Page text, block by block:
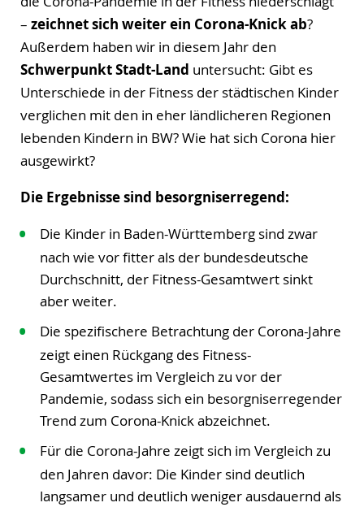
– zeichnet sich weiter ein Corona-Knick ab?
Außerdem haben wir in diesem Jahr den
Schwerpunkt Stadt-Land untersucht: Gibt es
Unterschiede in der Fitness der städtischen Kinder
verglichen mit den in eher ländlicheren Regionen
lebenden Kindern in BW? Wie hat sich Corona hier
ausgewirkt?
Die Ergebnisse sind besorgniserregend:
Die Kinder in Baden-Württemberg sind zwar
nach wie vor fitter als der bundesdeutsche
Durchschnitt, der Fitness-Gesamtwert sinkt
aber weiter.
Die spezifischere Betrachtung der Corona-Jahre
zeigt einen Rückgang des Fitness-
Gesamtwertes im Vergleich zu vor der
Pandemie, sodass sich ein besorgniserregender
Trend zum Corona-Knick abzeichnet.
Für die Corona-Jahre zeigt sich im Vergleich zu
den Jahren davor: Die Kinder sind deutlich
langsamer und deutlich weniger ausdauernd als